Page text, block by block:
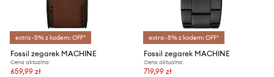
extra -5% z kodem: OFF*
Fossil zegarek MACHINE
Cena aktualna:
659,99 zł
extra -5% z kodem: OFF*
Fossil zegarek MACHINE
Cena aktualna:
719,99 zł